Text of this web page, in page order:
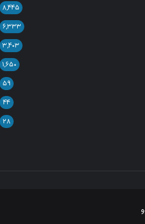
۸,۴۴۵
۶,۳۳۳
۳,۴۰۳
۱,۶۵۰
۵۹
۴۴
۲۸